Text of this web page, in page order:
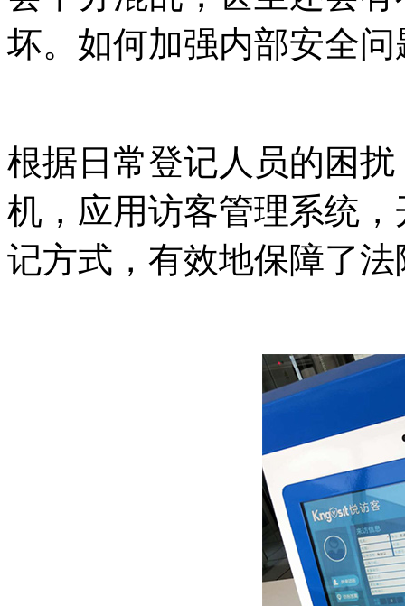
坏。如何加强内部安全
根据日常登记人员的困
机，应用访客管理系统
记方式，有效地保障了